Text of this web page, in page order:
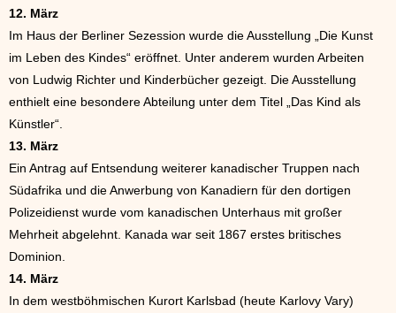
12. März
Im Haus der Berliner Sezession wurde die Ausstellung „Die Kunst
im Leben des Kindes“ eröffnet. Unter anderem wurden Arbeiten
von Ludwig Richter und Kinderbücher gezeigt. Die Ausstellung
enthielt eine besondere Abteilung unter dem Titel „Das Kind als
Künstler“.
13. März
Ein Antrag auf Entsendung weiterer kanadischer Truppen nach
Südafrika und die Anwerbung von Kanadiern für den dortigen
Polizeidienst wurde vom kanadischen Unterhaus mit großer
Mehrheit abgelehnt. Kanada war seit 1867 erstes britisches
Dominion.
14. März
In dem westböhmischen Kurort Karlsbad (heute Karlovy Vary)